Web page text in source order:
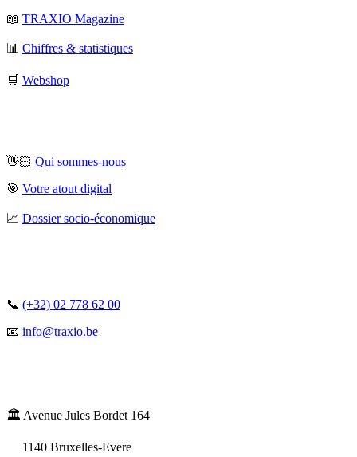
📖 TRAXIO Magazine
📊 Chiffres & statistiques
🛒 Webshop
👋🏻 Qui sommes-nous
🎯 Votre atout digital
📈 Dossier socio-économique
📞 (+32) 02 778 62 00
📧 info@traxio.be
🏛️ Avenue Jules Bordet 164
1140 Bruxelles-Evere